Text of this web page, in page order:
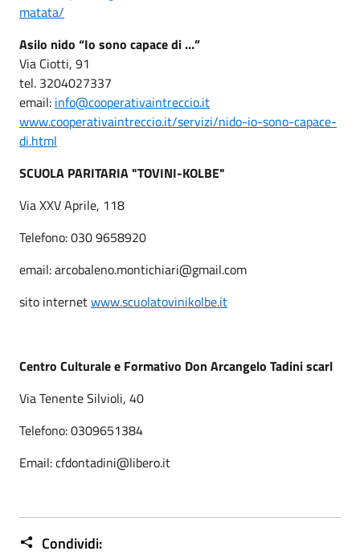
matata/
Asilo nido “Io sono capace di …”
Via Ciotti, 91
tel. 3204027337
email: info@cooperativaintreccio.it
www.cooperativaintreccio.it/servizi/nido-io-sono-capace-
di.html
SCUOLA PARITARIA "TOVINI-KOLBE"
Via XXV Aprile, 118
Telefono: 030 9658920
email: arcobaleno.montichiari@gmail.com
sito internetwww.scuolatovinikolbe.it
Centro Culturale e Formativo Don Arcangelo Tadini scarl
Via Tenente Silvioli, 40
Telefono: 0309651384
Email: cfdontadini@libero.it
Condividi: